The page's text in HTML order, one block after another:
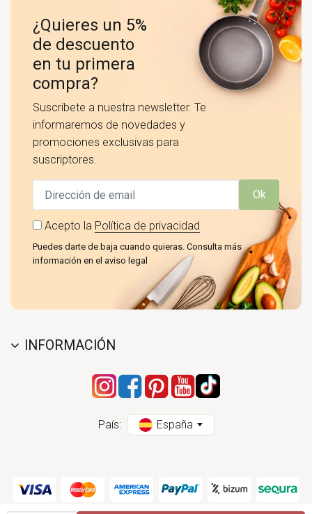
¿Quieres un 5%
de descuento
en tu primera
compra?
Suscríbete a nuestra newsletter. Te
informaremos de novedades y
promociones exclusivas para
suscriptores.
Ok
Acepto la Política de privacidad
Puedes darte de baja cuando quieras. Consulta más
información en el aviso legal
INFORMACIÓN
País: España